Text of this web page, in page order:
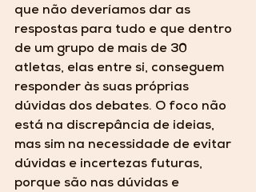
que não deveríamos dar as
respostas para tudo e que dentro
de um grupo de mais de 30
atletas, elas entre si, conseguem
responder às suas próprias
dúvidas dos debates. O foco não
está na discrepância de ideias,
mas sim na necessidade de evitar
dúvidas e incertezas futuras,
porque são nas dúvidas e